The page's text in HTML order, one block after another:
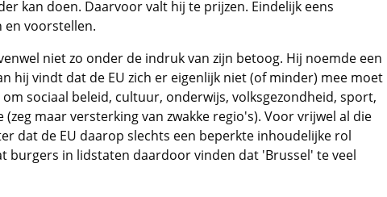
kan doen. Daarvoor valt hij te prijzen. Eindelijk eens
en voorstellen.
niet zo onder de indruk van zijn betoog. Hij noemde een
hij vindt dat de EU zich er eigenlijk niet (of minder) mee moet
sociaal beleid, cultuur, onderwijs, volksgezondheid, sport,
maar versterking van zwakke regio's). Voor vrijwel al die
dat de EU daarop slechts een beperkte inhoudelijke rol
burgers in lidstaten daardoor vinden dat 'Brussel' te veel